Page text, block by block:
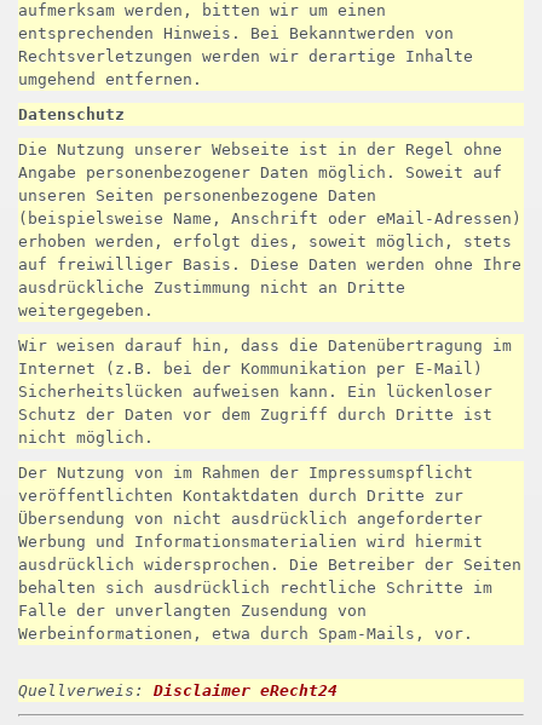
aufmerksam werden, bitten wir um einen
entsprechenden Hinweis. Bei Bekanntwerden von
Rechtsverletzungen werden wir derartige Inhalte
umgehend entfernen.
Datenschutz
Die Nutzung unserer Webseite ist in der Regel ohne
Angabe personenbezogener Daten möglich. Soweit auf
unseren Seiten personenbezogene Daten
(beispielsweise Name, Anschrift oder eMail-Adressen)
erhoben werden, erfolgt dies, soweit möglich, stets
auf freiwilliger Basis. Diese Daten werden ohne Ihre
ausdrückliche Zustimmung nicht an Dritte
weitergegeben.
Wir weisen darauf hin, dass die Datenübertragung im
Internet (z.B. bei der Kommunikation per E-Mail)
Sicherheitslücken aufweisen kann. Ein lückenloser
Schutz der Daten vor dem Zugriff durch Dritte ist
nicht möglich.
Der Nutzung von im Rahmen der Impressumspflicht
veröffentlichten Kontaktdaten durch Dritte zur
Übersendung von nicht ausdrücklich angeforderter
Werbung und Informationsmaterialien wird hiermit
ausdrücklich widersprochen. Die Betreiber der Seiten
behalten sich ausdrücklich rechtliche Schritte im
Falle der unverlangten Zusendung von
Werbeinformationen, etwa durch Spam-Mails, vor.
Quellverweis: Disclaimer eRecht24